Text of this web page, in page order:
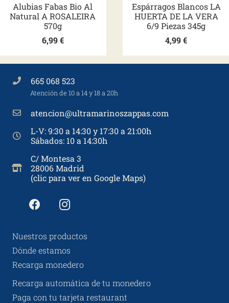
Alubias Fabas Bio Al
Natural A ROSALEIRA
570g
6,99€
Espárragos Blancos LA
HUERTA DE LA VERA
6/9 Piezas 345g
4,99€
665 068 523
Atención de 10 a 14 y 18 a 20h
atencion@ultramarinoszappas.com
L-V: 9:30 a 14:30 y 17:30 a 21:00h
Sábados: 10 a 14:30h
C/ Montesa 3
28006 Madrid
(clic para ver en Google Maps)
Nuestros productos
Dónde estamos
Recarga monedero
Recarga automática de tu monedero
Paga con tu tarjeta restaurant